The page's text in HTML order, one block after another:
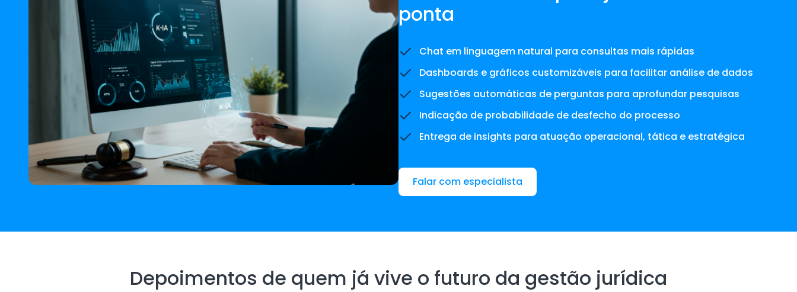
ponta
Chat em linguagem natural para consultas mais rápidas
Dashboards e gráficos customizáveis para facilitar análise de dados
Sugestões automáticas de perguntas para aprofundar pesquisas
Indicação de probabilidade de desfecho do processo
Entrega de insights para atuação operacional, tática e estratégica
Falar com especialista
Depoimentos de quem já vive o futuro da gestão jurídica